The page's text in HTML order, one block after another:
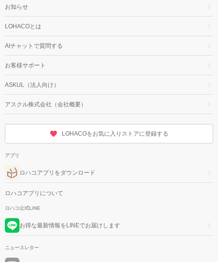
お知らせ
LOHACOとは
AIチャットで質問する
お客様サポート
ASKUL（法人向け）
アスクル株式会社（会社概要）
LOHACOをお気に入りストアに登録する
アプリ
ロハコアプリをダウンロード
ロハコアプリについて
ロハコ公式LINE
お得な最新情報をLINEでお届けします
ニュースレター